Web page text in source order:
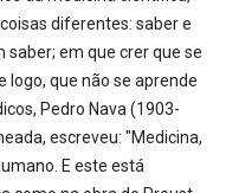
diferentes: saber e
saber; em que crer que se
logo, que não se aprende
Pedro Nava (1903-
escreveu: "Medicina,
E este está